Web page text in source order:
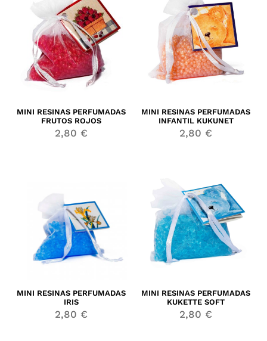
MINI RESINAS PERFUMADAS
FRUTOS ROJOS
2,80 €
MINI RESINAS PERFUMADAS
INFANTIL KUKUNET
2,80 €
MINI RESINAS PERFUMADAS
IRIS
2,80 €
MINI RESINAS PERFUMADAS
KUKETTE SOFT
2,80 €